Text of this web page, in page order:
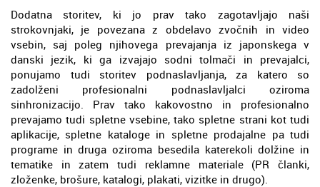
Dodatna storitev, ki jo prav tako zagotavljajo naši
strokovnjaki, je povezana z obdelavo zvočnih in video
vsebin, saj poleg njihovega prevajanja iz japonskega v
danski jezik, ki ga izvajajo sodni tolmači in prevajalci,
ponujamo tudi storitev podnaslavljanja, za katero so
zadolženi profesionalni podnaslavljalci oziroma
sinhronizacijo. Prav tako kakovostno in profesionalno
prevajamo tudi spletne vsebine, tako spletne strani kot tudi
aplikacije, spletne kataloge in spletne prodajalne pa tudi
programe in druga oziroma besedila katerekoli dolžine in
tematike in zatem tudi reklamne materiale (PR članki,
zloženke, brošure, katalogi, plakati, vizitke in drugo).